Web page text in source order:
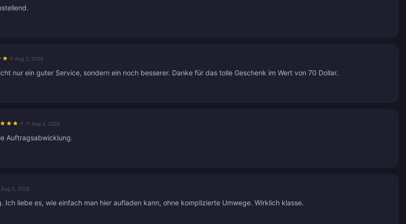
★ Aug 2, 2026
nur ein guter Service, sondern ein noch besserer. Danke für das tolle Geschenk im Wert von 70 Dollar.
★ ★ ★ Aug 2, 2026
Auftragsabwicklung.
Aug 2, 2026
Ich liebe es, wie einfach man hier aufladen kann, ohne komplizierte Umwege. Wirklich klasse.